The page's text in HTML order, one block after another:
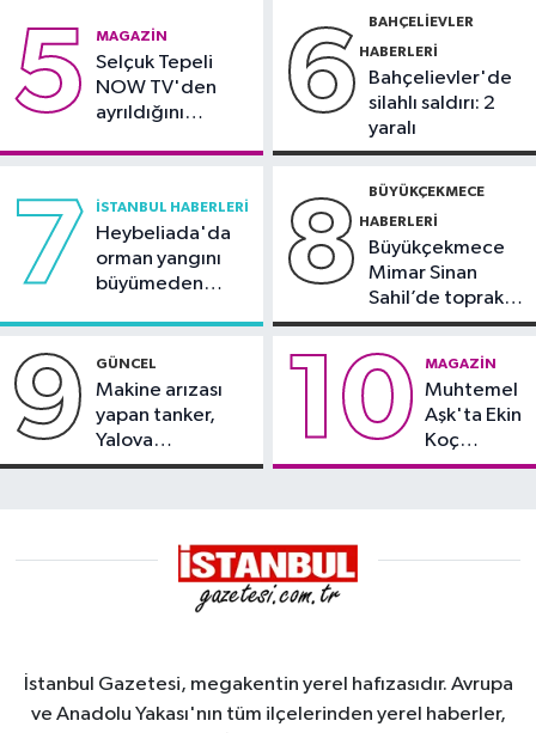
Yelken Yarışları'nda ilk günün
sonuçları belli oldu
5 MAGAZIN
Selçuk Tepeli
NOW TV'den
ayrıldığını
6 BAHÇELIEVLER
HABERLERI
Bahçelievler'de
silahlı saldırı: 2
yaralı
7 İSTANBUL HABERLERI
Heybeliada'da
orman yangını
büyümeden
8 BÜYÜKÇEKMECE
HABERLERI
Büyükçekmece
Mimar Sinan
Sahil’de toprak
kayması
9 GÜNCEL
Makine arızası
yapan tanker,
Yalova
Demirleme
10 MAGAZIN
Muhtemel
Aşk'ta Ekin
Koç
damgası
İstanbul Gazetesi, megakentin yerel hafızasıdır. Avrupa
ve Anadolu Yakası'nın tüm ilçelerinden yerel haberler,